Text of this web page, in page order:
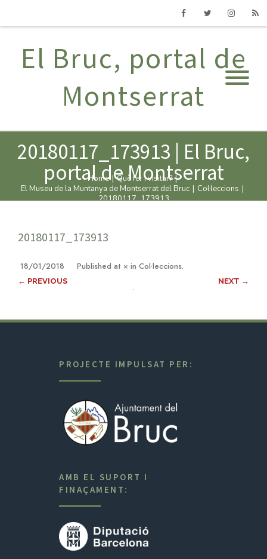
El Bruc, portal de
Montserrat
20180117_173913 | El Bruc,
portal de Montserrat
Home Què fer i visitar? |
El Museu de la Muntanya de Montserrat del Bruc
Col·leccions
20180117_173913
20180117_173913
Published
18/01/2018 at × in Col·leccions.
← PREVIOUS NEXT →
PROJECTE IMPULSAT PER:
AMB EL SUPORT I
FINAÇAMENT: